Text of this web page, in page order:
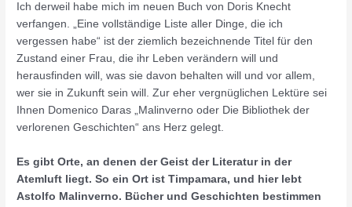
Ich derweil habe mich im neuen Buch von Doris Knecht
verfangen. „Eine vollständige Liste aller Dinge, die ich
vergessen habe“ ist der ziemlich bezeichnende Titel für den
Zustand einer Frau, die ihr Leben verändern will und
herausfinden will, was sie davon behalten will und vor allem,
wer sie in Zukunft sein will. Zur eher vergnüglichen Lektüre sei
Ihnen Domenico Daras „Malinverno oder Die Bibliothek der
verlorenen Geschichten“ ans Herz gelegt.
Es gibt Orte, an denen der Geist der Literatur in der
Atemluft liegt. So ein Ort ist Timpamara, und hier lebt
Astolfo Malinverno. Bücher und Geschichten bestimmen